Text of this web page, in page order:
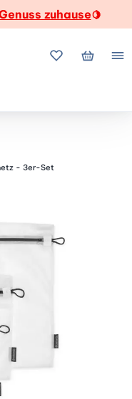
zuhause🍋
MeineMein
- 3er-Set